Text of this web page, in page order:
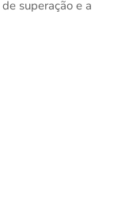
superação e a